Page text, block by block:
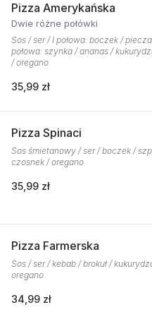
Pizza Amerykańska
Dwie różne połówki
Sos / ser / I połowa: boczek /
połowa: szynka / ananas /
/ oregano
35,99 zł
Pizza Spinaci
Sos śmietanowy / ser / boczek /
czosnek / oregano
35,99 zł
Pizza Farmerska
Sos / ser / kebab / brokuł /
oregano
34,99 zł